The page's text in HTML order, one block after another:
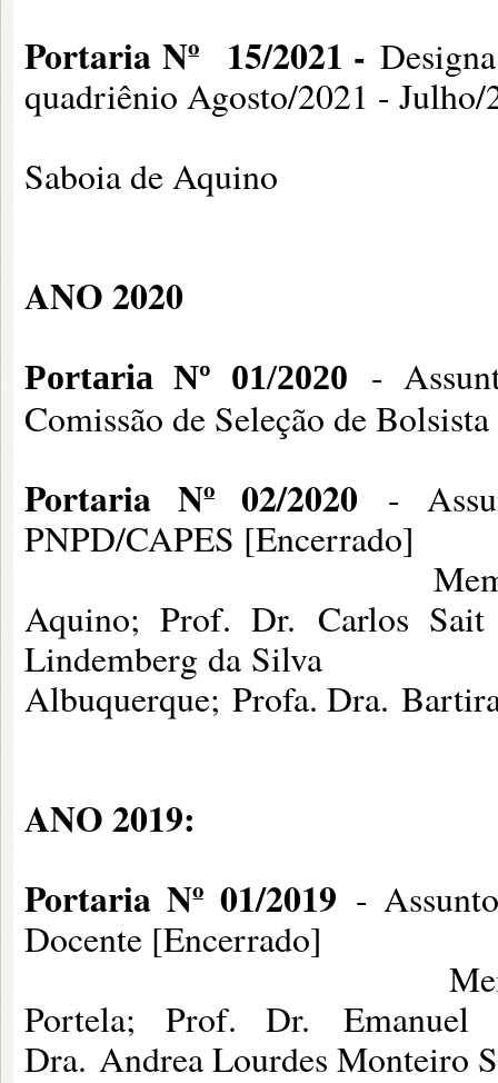
Portaria Nº 15/2021 -
quadriênio Agosto/2021 -
Saboia de Aquino
ANO 2020
Portaria Nº 01/2020
-
Comissão de Seleção de
Portaria Nº 02/2020 -
PNPD/CAPES [Encerrado]
Membros: Profa.
Aquino; Prof. Dr. Carlos
Albuquerque; Profa. Dra.
ANO 2019:
Portaria Nº 01/2019 -
Docente [Encerrado]
Membros: Profa.
Portela; Prof. Dr. Emanuel
Dra. Andrea Lourdes Monteiro